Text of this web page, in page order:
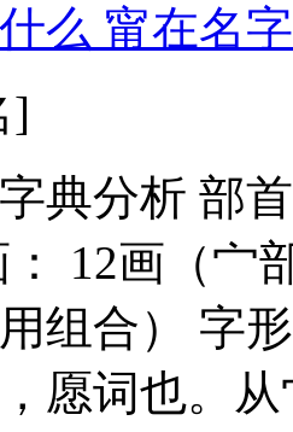
么 甯在名
]
典分析 部
12画（宀
组合） 字
愿词也。